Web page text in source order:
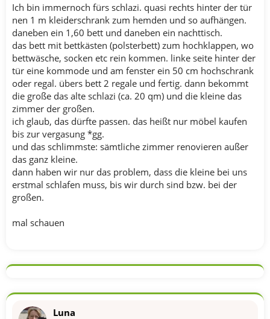
Ich bin immernoch fürs schlazi. quasi rechts hinter der tür
nen 1 m kleiderschrank zum hemden und so aufhängen.
daneben ein 1,60 bett und daneben ein nachttisch.
das bett mit bettkästen (polsterbett) zum hochklappen, wo
bettwäsche, socken etc rein kommen. linke seite hinter der
tür eine kommode und am fenster ein 50 cm hochschrank
oder regal. übers bett 2 regale und fertig. dann bekommt
die große das alte schlazi (ca. 20 qm) und die kleine das
zimmer der großen.
ich glaub, das dürfte passen. das heißt nur möbel kaufen
bis zur vergasung *gg.
und das schlimmste: sämtliche zimmer renovieren außer
das ganz kleine.
dann haben wir nur das problem, dass die kleine bei uns
erstmal schlafen muss, bis wir durch sind bzw. bei der
großen.
mal schauen
Luna